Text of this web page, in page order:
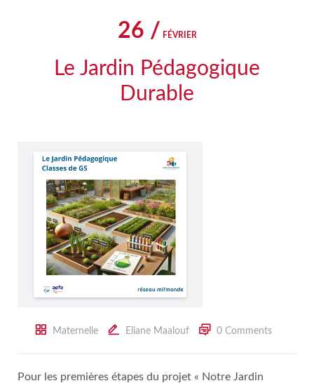
26 / FÉVRIER
Le Jardin Pédagogique
Durable
Maternelle Eliane Maalouf 0 Comments
Pour les premières étapes du projet « Notre Jardin